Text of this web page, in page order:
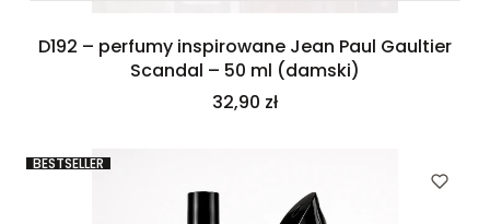
D192 – perfumy inspirowane Jean Paul Gaultier
Scandal – 50 ml (damski)
Cena
32,90 zł
BESTSELLER